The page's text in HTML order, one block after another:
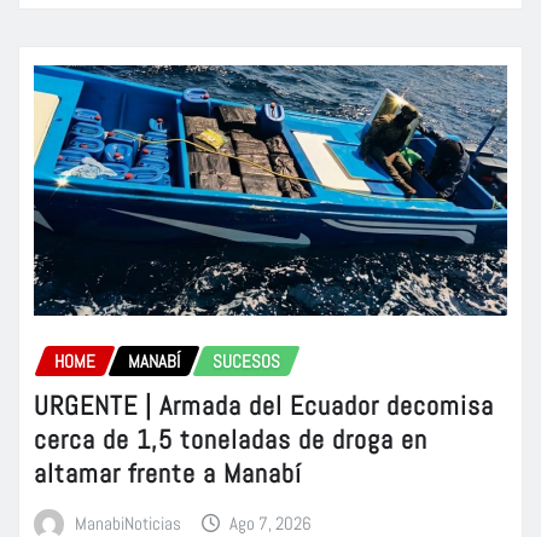
HOME MANABÍ SUCESOS
URGENTE | Armada del Ecuador decomisa
cerca de 1,5 toneladas de droga en
altamar frente a Manabí
ManabiNoticias Ago 7, 2026